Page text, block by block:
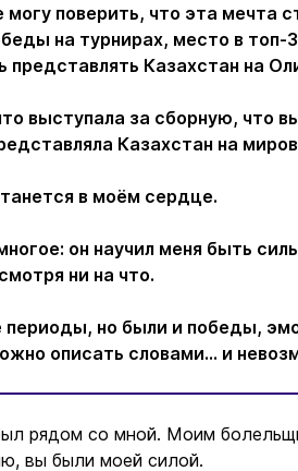
могу поверить, что эта мечта
на турнирах, место в топ-
представлять Казахстан на
выступала за сборную, что
Казахстан на
в моём сердце.
он научил меня быть
ни на что.
периоды, но были и победы,
описать словами… и
рядом со мной. Моим
вы были моей силой.